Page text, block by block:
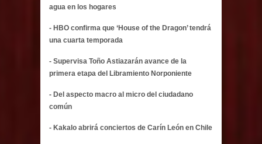
agua en los hogares
- HBO confirma que ‘House of the Dragon’ tendrá
una cuarta temporada
- Supervisa Toño Astiazarán avance de la
primera etapa del Libramiento Norponiente
- Del aspecto macro al micro del ciudadano
común
- Kakalo abrirá conciertos de Carín León en Chile